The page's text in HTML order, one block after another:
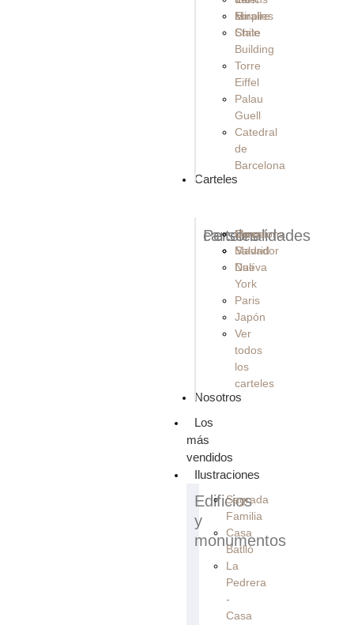
Empire
State
Building
Torre
Eiffel
Palau
Guell
Catedral
de
Barcelona
sur
Chile
Miralles
Carteles
cartelesBarcelona
Madrid
Nueva
York
Paris
Japón
Ver
todos
los
carteles
Personalidades
Messi
Salvador
Dalí
Nosotros
Los
más
vendidos
Ilustraciones
Edificios
y
monumentos
Sagrada
Familia
Casa
Batllò
La
Pedrera
-
Casa